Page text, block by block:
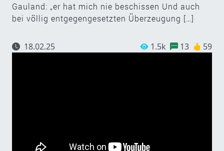
Gauland: „er hat mich nie beschissen Und auch
bei völlig entgegengesetzten Überzeugung […]
18.02.25 1.5k 13 59